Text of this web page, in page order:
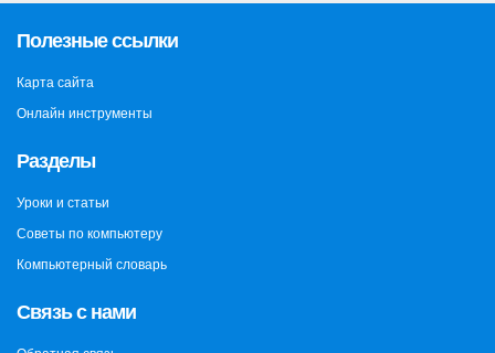
Полезные ссылки
Карта сайта
Онлайн инструменты
Разделы
Уроки и статьи
Советы по компьютеру
Компьютерный словарь
Связь с нами